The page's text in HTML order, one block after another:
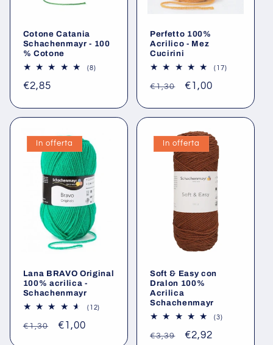
Cotone Catania
Schachenmayr - 100
% Cotone
(8)8
Prezzo
€2,85
Perfetto 100%
Acrilico - Mez
Cucirini
(17)17
Prezzo
listino
€1,30
Prezzo
€1,00
In offerta
Lana BRAVO Original
100% acrilica -
Schachenmayr
(12)
Prezzo
€1,30
Prezzo
€1,00
In offerta
Soft & Easy con
Dralon 100%
Acrilica
Schachenmayr
(3)3
Prezzo
€3,39
Prezzo
€2,92